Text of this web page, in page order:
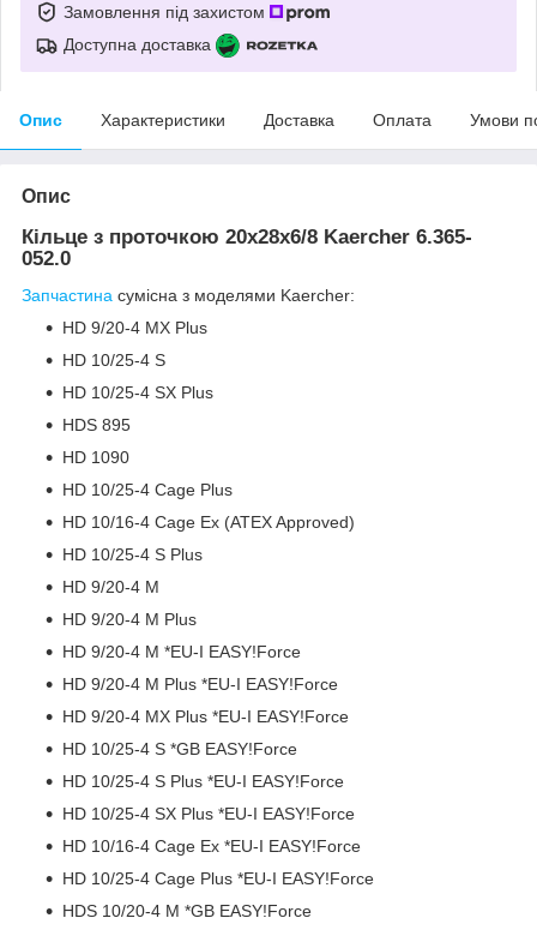
Замовлення під захистом
Доступна доставка
Опис Характеристики Доставка Оплата Умови
Опис
Кільце з проточкою 20х28х6/8 Kaercher 6.365-
052.0
Запчастина сумісна з моделями Kaercher:
HD 9/20-4 MX Plus
HD 10/25-4 S
HD 10/25-4 SX Plus
HDS 895
HD 1090
HD 10/25-4 Cage Plus
HD 10/16-4 Cage Ex (ATEX Approved)
HD 10/25-4 S Plus
HD 9/20-4 M
HD 9/20-4 M Plus
HD 9/20-4 M *EU-I EASY!Force
HD 9/20-4 M Plus *EU-I EASY!Force
HD 9/20-4 MX Plus *EU-I EASY!Force
HD 10/25-4 S *GB EASY!Force
HD 10/25-4 S Plus *EU-I EASY!Force
HD 10/25-4 SX Plus *EU-I EASY!Force
HD 10/16-4 Cage Ex *EU-I EASY!Force
HD 10/25-4 Cage Plus *EU-I EASY!Force
HDS 10/20-4 M *GB EASY!Force